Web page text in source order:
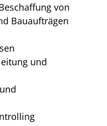
von
Bauaufträgen
und